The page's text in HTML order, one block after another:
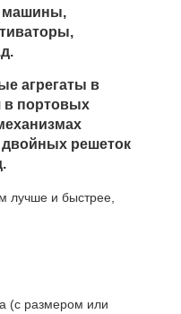
машины,
агрегаты в
в портовых
решеток
лучше и быстрее,
(с размером или